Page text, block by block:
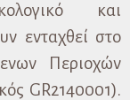
και
ενταχθεί στο
Περιοχών
GR2140001).